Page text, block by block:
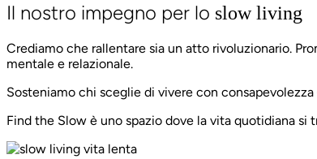
Il nostro impegno per lo slow living
Crediamo che rallentare sia un atto rivoluzionario.
mentale e relazionale.
Sosteniamo chi sceglie di vivere con
Find the Slow è uno spazio dove la vita quotidiana si